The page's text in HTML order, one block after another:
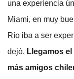
una experiencia
Miami, en muy
Río iba a ser
dejó. Llegamos
más amigos